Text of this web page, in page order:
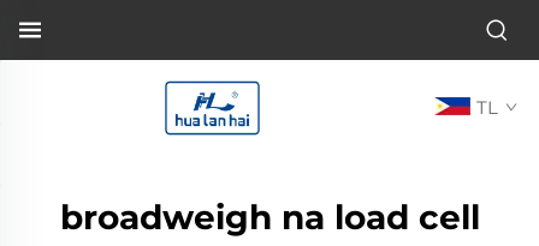
TL
broadweigh na load cell